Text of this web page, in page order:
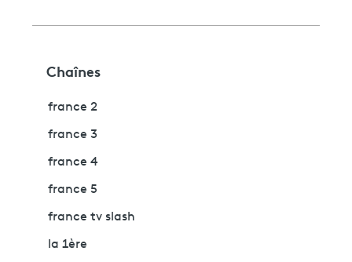
Chaînes
france 2
france 3
france 4
france 5
france tv slash
la 1ère